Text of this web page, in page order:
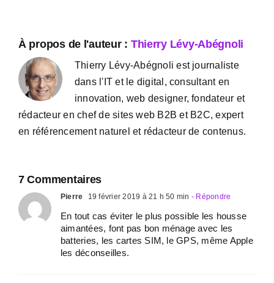
À propos de l'auteur : Thierry Lévy-Abégnoli
Thierry Lévy-Abégnoli est journaliste
dans l'IT et le digital, consultant en
innovation, web designer, fondateur et
rédacteur en chef de sites web B2B et B2C, expert
en référencement naturel et rédacteur de contenus.
7 Commentaires
Pierre 19 février 2019 à 21 h 50 min - Répondre
En tout cas éviter le plus possible les housse
aimantées, font pas bon ménage avec les
batteries, les cartes SIM, le GPS, même Apple
les déconseilles.